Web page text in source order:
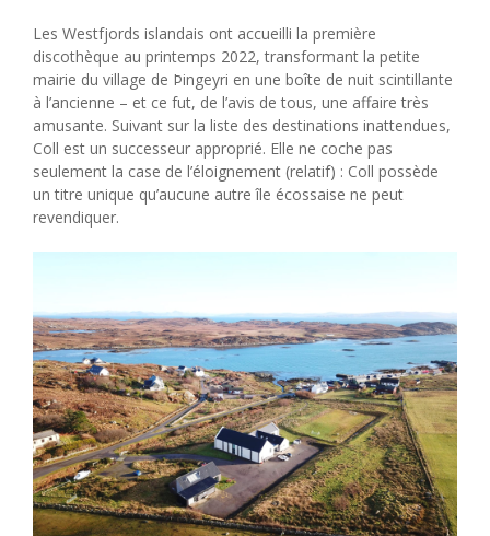
Les Westfjords islandais ont accueilli la première
discothèque au printemps 2022, transformant la petite
mairie du village de Þingeyri en une boîte de nuit scintillante
à l’ancienne – et ce fut, de l’avis de tous, une affaire très
amusante. Suivant sur la liste des destinations inattendues,
Coll est un successeur approprié. Elle ne coche pas
seulement la case de l’éloignement (relatif) : Coll possède
un titre unique qu’aucune autre île écossaise ne peut
revendiquer.